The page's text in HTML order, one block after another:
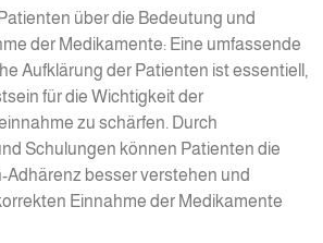
über die Bedeutung und
der Medikamente: Eine umfassende
Aufklärung der Patienten ist essentiell,
für die Wichtigkeit der
zu schärfen. Durch
Schulungen können Patienten die
Adhärenz besser verstehen und
Einnahme der Medikamente